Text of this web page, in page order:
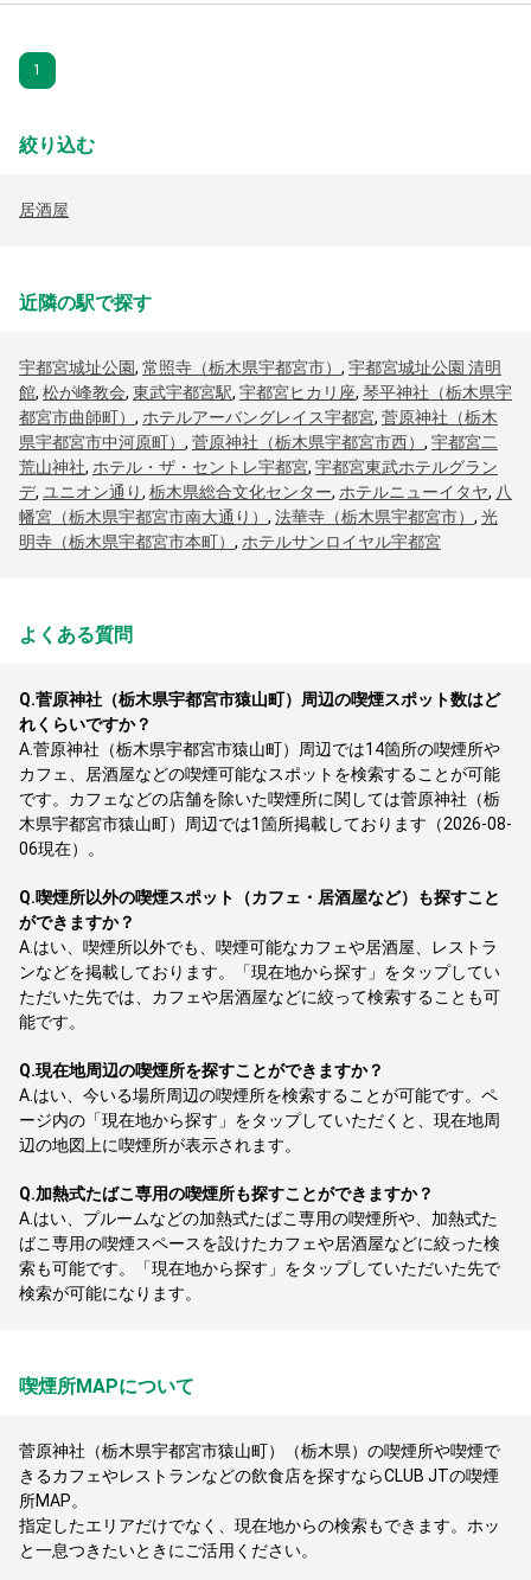
1
絞り込む
居酒屋
近隣の駅で探す
宇都宮城址公園, 常照寺（栃木県宇都宮市） , 宇都宮城址公園 清明
館, 松が峰教会, 東武宇都宮駅, 宇都宮ヒカリ座, 琴平神社（栃木県宇
都宮市曲師町） , ホテルアーバングレイス宇都宮, 菅原神社（栃木
県宇都宮市中河原町） , 菅原神社（栃木県宇都宮市西） , 宇都宮二
荒山神社, ホテル・ザ・セントレ宇都宮, 宇都宮東武ホテルグラン
デ, ユニオン通り, 栃木県総合文化センター, ホテルニューイタヤ, 八
幡宮（栃木県宇都宮市南大通り） , 法華寺（栃木県宇都宮市） , 光
明寺（栃木県宇都宮市本町） , ホテルサンロイヤル宇都宮
よくある質問
Q.菅原神社（栃木県宇都宮市猿山町）周辺の喫煙スポット数はど
れくらいですか？
A.菅原神社（栃木県宇都宮市猿山町）周辺では14箇所の喫煙所や
カフェ、居酒屋などの喫煙可能なスポットを検索することが可能
です。カフェなどの店舗を除いた喫煙所に関しては菅原神社（栃
木県宇都宮市猿山町）周辺では1箇所掲載しております（2026-08-
06現在）。
Q.喫煙所以外の喫煙スポット（カフェ・居酒屋など）も探すこと
ができますか？
A. はい、喫煙所以外でも、喫煙可能なカフェや居酒屋、レストラ
ンなどを掲載しております。「現在地から探す」をタップしてい
ただいた先では、カフェや居酒屋などに絞って検索することも可
能です。
Q.現在地周辺の喫煙所を探すことができますか？
A. はい、今いる場所周辺の喫煙所を検索することが可能です。ペ
ージ内の「現在地から探す」をタップしていただくと、現在地周
辺の地図上に喫煙所が表示されます。
Q.加熱式たばこ専用の喫煙所も探すことができますか？
A. はい、プルームなどの加熱式たばこ専用の喫煙所や、加熱式た
ばこ専用の喫煙スペースを設けたカフェや居酒屋などに絞った検
索も可能です。「現在地から探す」をタップしていただいた先で
検索が可能になります。
喫煙所MAPについて
菅原神社（栃木県宇都宮市猿山町）（栃木県）の喫煙所や喫煙で
きるカフェやレストランなどの飲食店を探すならCLUB JTの喫煙
所MAP。
指定したエリアだけでなく、現在地からの検索もできます。ホッ
と一息つきたいときにご活用ください。